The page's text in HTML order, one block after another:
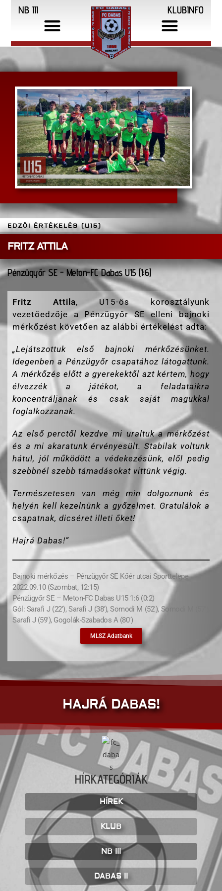
NB III KLUBINFO
EDZŐI ÉRTÉKELÉS (U15)
FRITZ ATTILA
Pénzügyőr SE - Meton-FC Dabas U15 (1:6)
Fritz Attila, U15-ös korosztályunk
vezetőedzője a Pénzügyőr SE elleni bajnoki
mérkőzést követően az alábbi értékelést adta:
„Lejátszottuk első bajnoki mérkőzésünket.
Idegenben a Pénzügyőr csapatához látogattunk.
A mérkőzés előtt a gyerekektől azt kértem, hogy
élvezzék a játékot, a feladataikra
koncentráljanak és csak saját magukkal
foglalkozzanak.
Az első perctől kezdve mi uraltuk a mérkőzést
és a mi akaratunk érvényesült. Stabilak voltunk
hátul, jól működött a védekezésünk, elől pedig
szebbnél szebb támadásokat vittünk végig.
Természetesen van még min dolgoznunk és
helyén kell kezelnünk a győzelmet. Gratulálok a
csapatnak, dicséret illeti őket!
Hajrá Dabas!”
Bajnoki mérkőzés – Pénzügyőr SE Kőér utcai Sporttelepe
2022.09.10 (Szombat, 12:15)
Pénzügyőr SE – Meton-FC Dabas U15 1:6 (0:2)
Gól: Sarafi J (22′), Sarafi J (38′), Somodi M (52′), Somodi M (57′),
Sarafi J (59′), Gogolák-Szabados A (80′)
MLSZ Adatbank
HAJRÁ DABAS!
HÍRKATEGÓRIÁK
HÍREK
KLUB
NB III
DABAS II